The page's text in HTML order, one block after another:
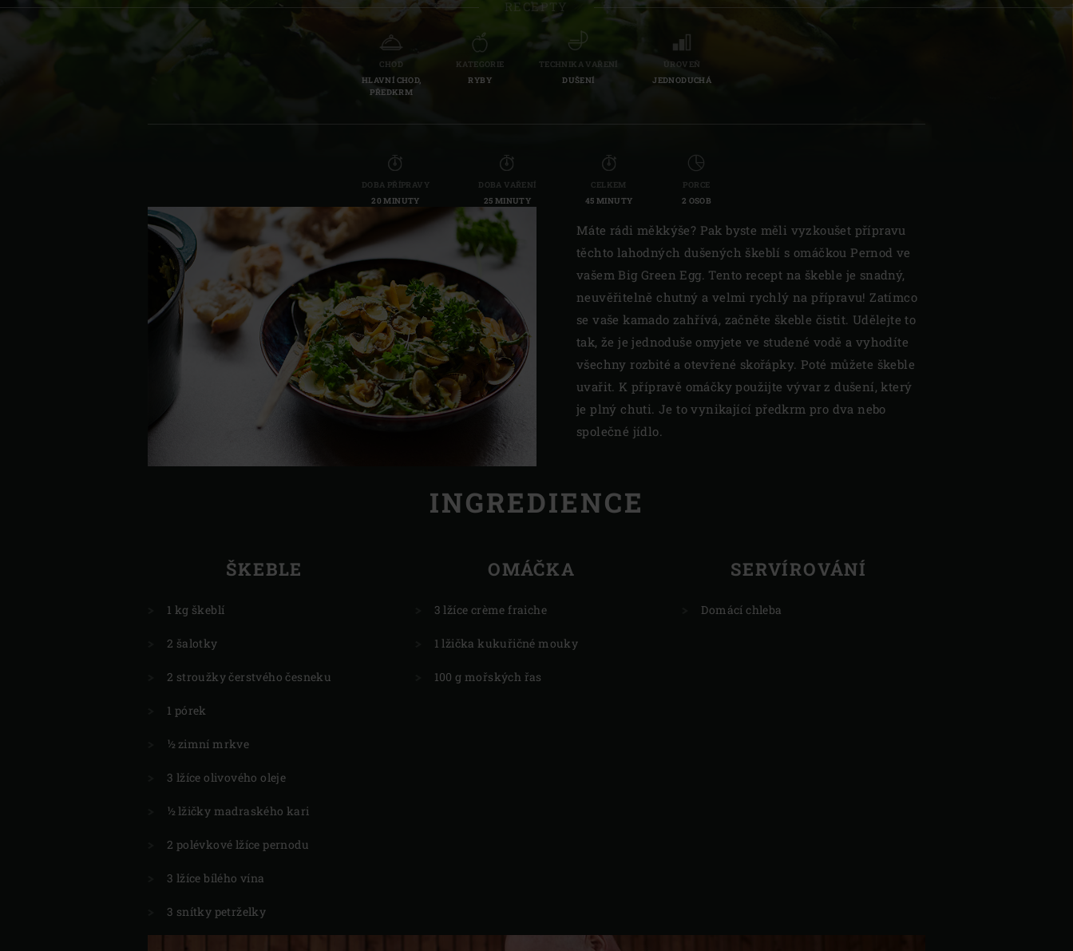
Denmark | Danmark
France | France
Hungary | Magyarország
Slovenia | Slovenija
Spain | España
Switzerland (French) | Schweiz (Français)
Switzerland | Schweiz
RECEPTY
CHOD
HLAVNÍ CHOD,
PŘEDKRM
KATEGORIE
RYBY
TECHNIKA VAŘENÍ
DUŠENÍ
ÚROVEŇ
JEDNODUCHÁ
DOBA PŘÍPRAVY
20 MINUTY
DOBA VAŘENÍ
25 MINUTY
CELKEM
45 MINUTY
PORCE
2 OSOB
Máte rádi měkkýše? Pak byste měli vyzkoušet přípravu
těchto lahodných dušených škeblí s omáčkou Pernod ve
vašem Big Green Egg. Tento recept na škeble je snadný,
neuvěřitelně chutný a velmi rychlý na přípravu! Zatímco
se vaše kamado zahřívá, začněte škeble čistit. Udělejte to
tak, že je jednoduše omyjete ve studené vodě a vyhodíte
všechny rozbité a otevřené skořápky. Poté můžete škeble
uvařit. K přípravě omáčky použijte vývar z dušení, který
je plný chuti. Je to vynikající předkrm pro dva nebo
společné jídlo.
INGREDIENCE
ŠKEBLE
1 kg škeblí
2 šalotky
2 stroužky čerstvého česneku
1 pórek
½ zimní mrkve
3 lžíce olivového oleje
½ lžičky madraského kari
2 polévkové lžíce pernodu
3 lžíce bílého vína
3 snítky petrželky
OMÁČKA
3 lžíce crème fraiche
1 lžička kukuřičné mouky
100 g mořských řas
SERVÍROVÁNÍ
Domácí chleba